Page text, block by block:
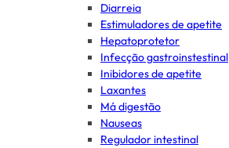
Diarreia
Estimuladores de apetite
Hepatoprotetor
Infecção gastroinstestinal
Inibidores de apetite
Laxantes
Má digestão
Nauseas
Regulador intestinal